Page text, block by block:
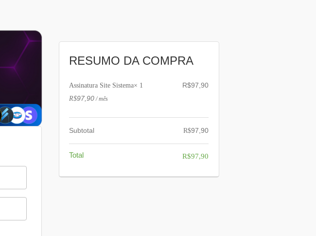
RESUMO DA COMPRA
Assinatura Site Sistema× 1
R$97,90 / mês
R$97,90
Subtotal R$97,90
Total R$97,90